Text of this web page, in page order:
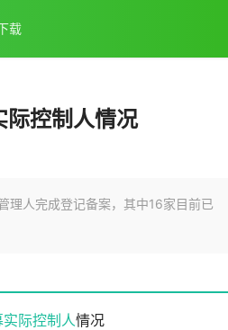
载
际控制人情况
理人完成登记备案，其中16家目前已
实际控制人情况